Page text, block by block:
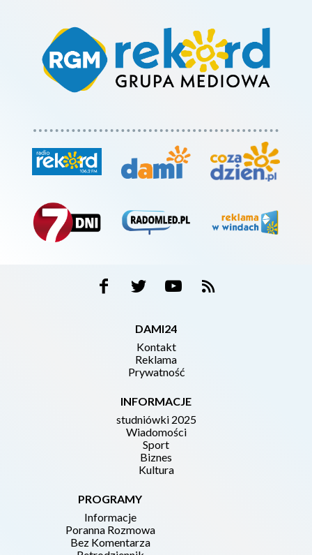
DAMI24
Kontakt
Reklama
Prywatność
INFORMACJE
studniówki 2025
Wiadomości
Sport
Biznes
Kultura
PROGRAMY
Informacje
Poranna Rozmowa
Bez Komentarza